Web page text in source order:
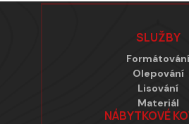
Zápatí
SLUŽBY
Formátování
Olepování
Lisování
Materiál
NÁBYTKOVÉ